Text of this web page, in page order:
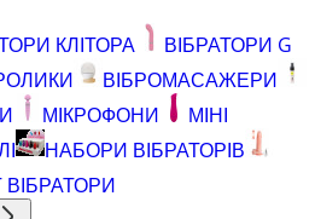
КЛІТОРА
ВІБРАТОРИ G
ВІБРОМАСАЖЕРИ
МІКРОФОНИ
МІНІ
НАБОРИ ВІБРАТОРІВ